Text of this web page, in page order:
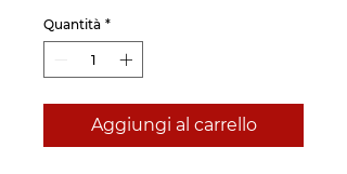
Quantità *
Aggiungi al carrello